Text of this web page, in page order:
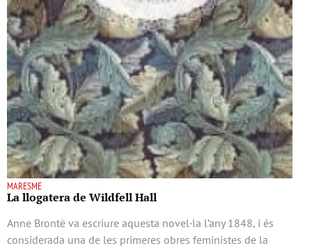
MARESME
La llogatera de Wildfell Hall
Anne Brontë va escriure aquesta novel·la l’any 1848, i és
considerada una de les primeres obres feministes de la